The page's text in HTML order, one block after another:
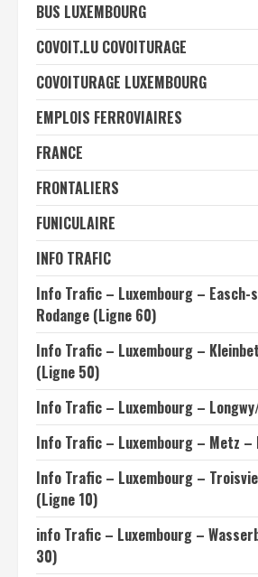
BUS LUXEMBOURG
COVOIT.LU COVOITURAGE
COVOITURAGE LUXEMBOURG
EMPLOIS FERROVIAIRES
FRANCE
FRONTALIERS
FUNICULAIRE
INFO TRAFIC
Info Trafic – Luxembourg –
Rodange (Ligne 60)
Info Trafic – Luxembourg –
(Ligne 50)
Info Trafic – Luxembourg –
Info Trafic – Luxembourg – Metz –
Info Trafic – Luxembourg –
(Ligne 10)
info Trafic – Luxembourg –
30)